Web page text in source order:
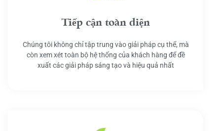
Tiếp cận toàn diện
Chúng tôi không chỉ tập trung vào giải pháp cụ thể, mà
còn xem xét toàn bộ hệ thống của khách hàng để đề
xuất các giải pháp sáng tạo và hiệu quả nhất